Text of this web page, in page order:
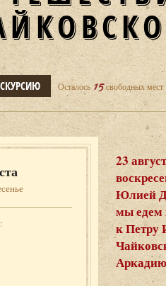
Осталось15свободных мест
23
Юлией
мы едем
к Петру